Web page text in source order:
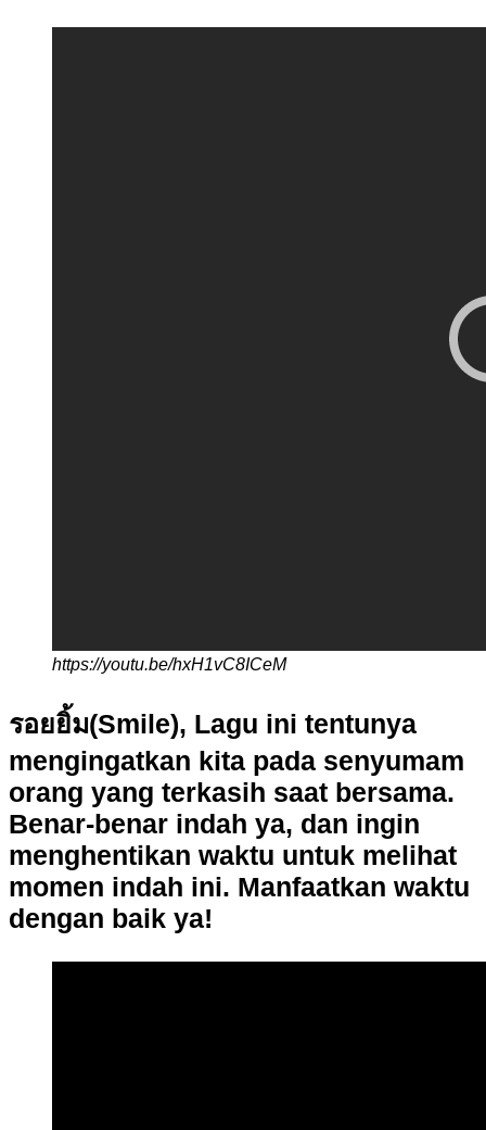
https://youtu.be/hxH1vC8ICeM
รอยยิ้ม(Smile), Lagu ini tentunya
mengingatkan kita pada senyumam
orang yang terkasih saat bersama.
Benar-benar indah ya, dan ingin
menghentikan waktu untuk melihat
momen indah ini. Manfaatkan waktu
dengan baik ya!